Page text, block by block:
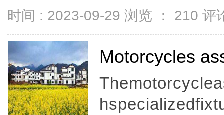
时间 : 2023-09-29 浏览 ： 210 评
Motorcycles